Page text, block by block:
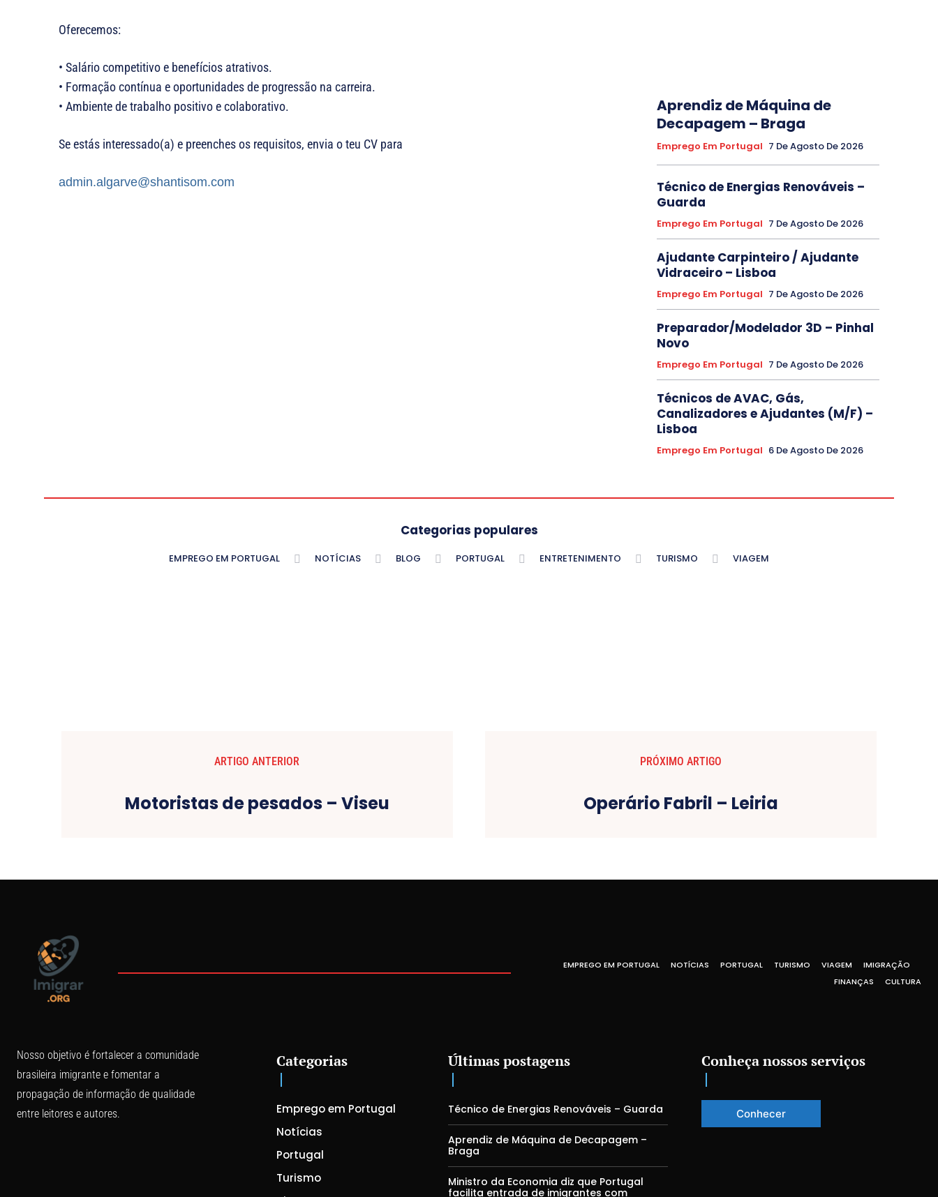
Oferecemos:
• Salário competitivo e benefícios atrativos.
• Formação contínua e oportunidades de progressão na carreira.
• Ambiente de trabalho positivo e colaborativo.
Se estás interessado(a) e preenches os requisitos, envia o teu CV para
admin.algarve@shantisom.com
Aprendiz de Máquina de
Decapagem – Braga
Emprego Em Portugal 7 De Agosto De 2026
Técnico de Energias Renováveis –
Guarda
Emprego Em Portugal 7 De Agosto De 2026
Ajudante Carpinteiro / Ajudante
Vidraceiro – Lisboa
Emprego Em Portugal 7 De Agosto De 2026
Preparador/Modelador 3D – Pinhal
Novo
Emprego Em Portugal 7 De Agosto De 2026
Técnicos de AVAC, Gás,
Canalizadores e Ajudantes (M/F) –
Lisboa
Emprego Em Portugal 6 De Agosto De 2026
Categorias populares
EMPREGO EM PORTUGAL NOTÍCIAS BLOG PORTUGAL ENTRETENIMENTO TURISMO VIAGEM
ARTIGO ANTERIOR
Motoristas de pesados – Viseu
PRÓXIMO ARTIGO
Operário Fabril – Leiria
EMPREGO EM PORTUGAL NOTÍCIAS PORTUGAL TURISMO VIAGEM
IMIGRAÇÃO
FINANÇAS
CULTURA
Nosso objetivo é fortalecer a comunidade
brasileira imigrante e fomentar a
propagação de informação de qualidade
entre leitores e autores.
Categorias
Emprego em Portugal
Notícias
Portugal
Turismo
Últimas postagens
Técnico de Energias Renováveis – Guarda
Aprendiz de Máquina de Decapagem –
Braga
Ministro da Economia diz que Portugal
facilita entrada de imigrantes com
Conheça nossos serviços
Conhecer